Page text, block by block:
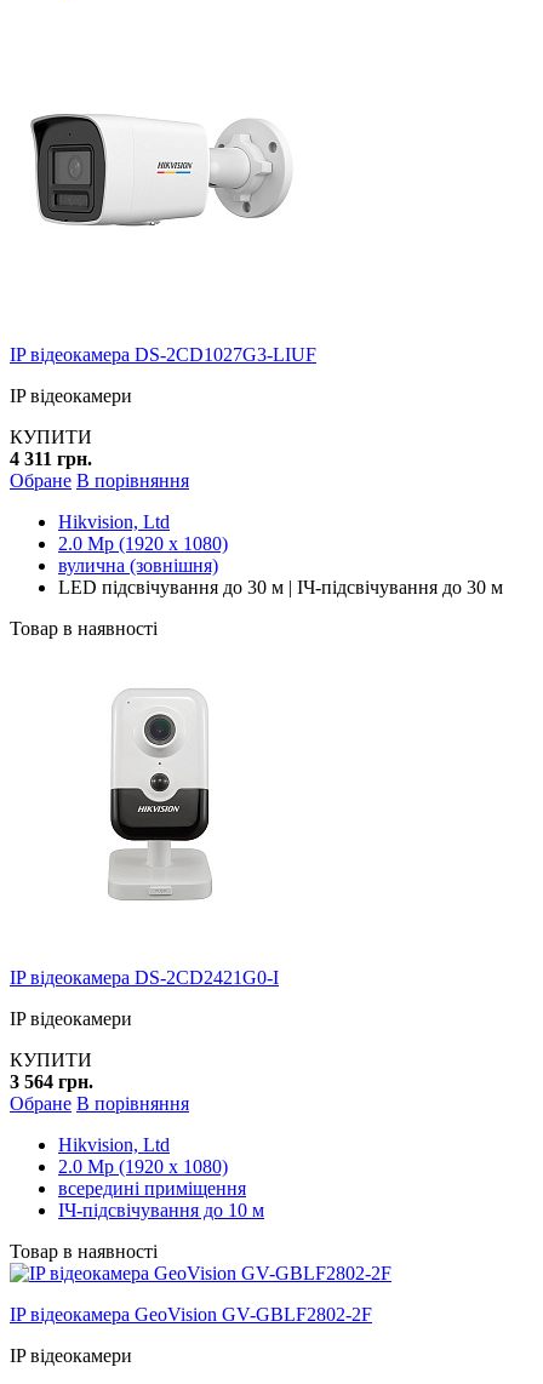
IP відеокамера DS-2CD1027G3-LIUF
IP відеокамери
КУПИТИ
4 311 грн.
Обране В порівняння
Hikvision, Ltd
2.0 Mp (1920 x 1080)
вулична (зовнішня)
LED підсвічування до 30 м | ІЧ-підсвічування до 30 м
Товар в наявності
IP відеокамера DS-2CD2421G0-I
IP відеокамери
КУПИТИ
3 564 грн.
Обране В порівняння
Hikvision, Ltd
2.0 Mp (1920 x 1080)
всередині приміщення
ІЧ-підсвічування до 10 м
Товар в наявності
IP відеокамера GeoVision GV-GBLF2802-2F
IP відеокамери